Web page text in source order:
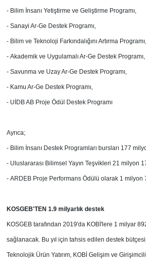
-Bilim İnsanı Yetiştirme ve Geliştirme Programı,
- Sanayi Ar-Ge Destek Programı,
-Bilim ve Teknoloji Farkındalığını Artırma Programı,
-Akademik ve Uygulamalı Ar-Ge Destek Programı,
-Savunma ve Uzay Ar-Ge Destek Programı,
- Kamu Ar-Ge Destek Programı,
-UİDB AB Proje Ödül Destek Programı
Ayrıca;
- Bilim İnsanı Destek Programları bursları 177
-Uluslararası Bilimsel Yayın Teşvikleri 21 milyon
-ARDEB Proje Performans Ödülü olarak 1 milyon
KOSGEB'TEN 1.9 milyarlık destek
KOSGEB tarafından 2019'da KOBİ'lere 1 milyar
sağlanacak. Bu yıl için tahsis edilen destek
Teknolojik Ürün Yatırım, KOBİ Gelişim ve